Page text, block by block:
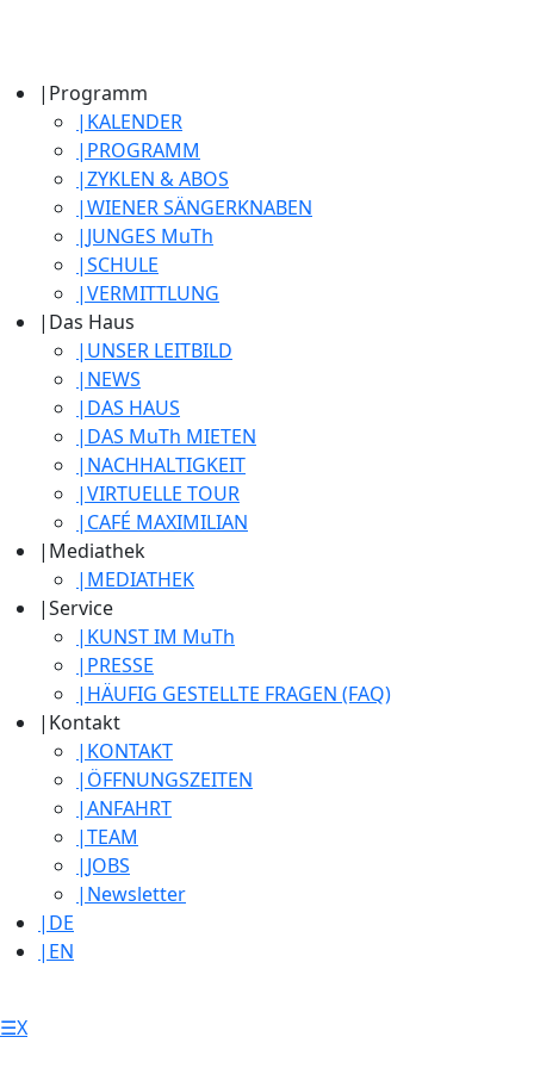
| Programm
| KALENDER
| PROGRAMM
|ZYKLEN & ABOS
|WIENER SÄNGERKNABEN
| JUNGES MuTh
|SCHULE
|VERMITTLUNG
| Das Haus
| UNSER LEITBILD
| NEWS
| DAS HAUS
| DAS MuTh MIETEN
| NACHHALTIGKEIT
|VIRTUELLE TOUR
| CAFÉ MAXIMILIAN
| Mediathek
| MEDIATHEK
|Service
| KUNST IM MuTh
| PRESSE
| HÄUFIG GESTELLTE FRAGEN (FAQ)
| Kontakt
| KONTAKT
| ÖFFNUNGSZEITEN
|ANFAHRT
|TEAM
| JOBS
| Newsletter
| DE
| EN
☰X